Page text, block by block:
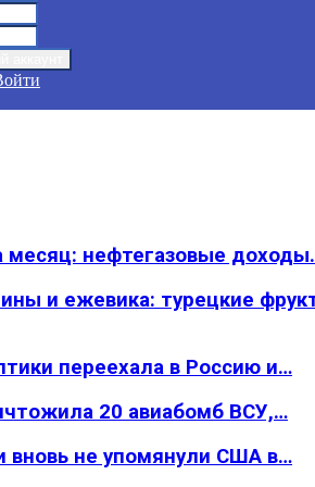
месяц: нефтегазовые
и ежевика: турецкие
переехала в Россию и…
20 авиабомб ВСУ,…
вновь не упомянули США в…